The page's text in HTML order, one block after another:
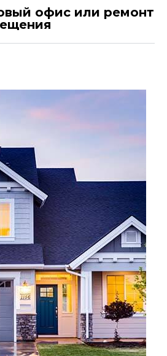
офис или ремонт